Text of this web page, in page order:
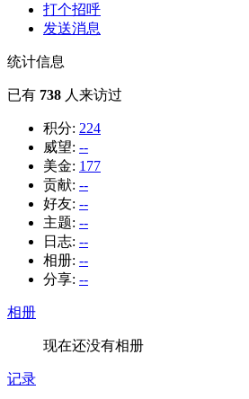
打个招呼
发送消息
统计信息
已有 738 人来访过
积分: 224
威望: --
美金: 177
贡献: --
好友: --
主题: --
日志: --
相册: --
分享: --
相册
现在还没有相册
记录